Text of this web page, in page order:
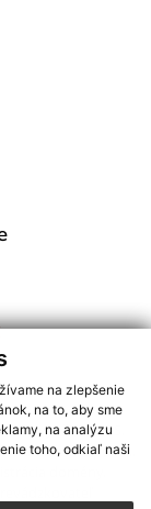
na zlepšenie
na to, aby sme
na analýzu
toho, odkiaľ naši
s využitím RSS
stránok,web portál
domény